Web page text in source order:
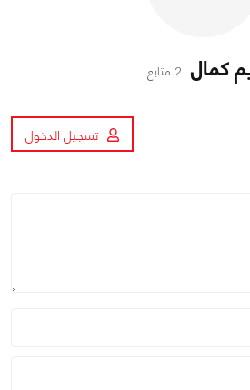
كمال 2 متابع
تسجيل الدخول